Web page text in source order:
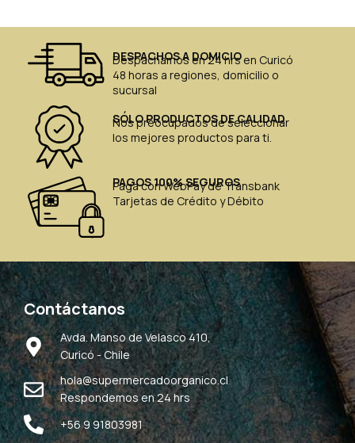
DESPACHOS A DOMICIO
Despachamos en 24 hrs en Curicó
48 horas a regiones, domicilio o
sucursal
SÓLO PRODUCTOS DE CALIDAD
Nos preocupados de seleccionar
los mejores productos para ti.
PAGOS 100% SEGUROS
Paga con WebPay de Transbank
Tarjetas de Crédito y Débito
Contáctanos
Avda. Manso de Velasco 410,
Curicó - Chile
hola@supermercadoorganico.cl
Respondemos en 24 hrs
+56 9 91803981